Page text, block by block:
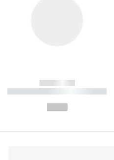
------------
----------- ----------- ----------